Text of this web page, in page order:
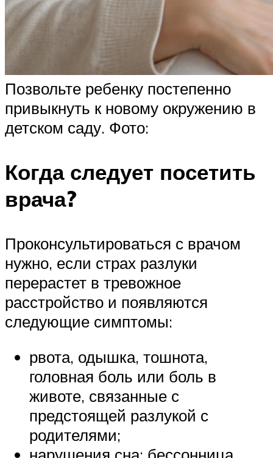
Позвольте ребенку постепенно
привыкнуть к новому окружению в
детском саду. Фото:
Когда следует посетить
врача?
Проконсультироваться с врачом
нужно, если страх разлуки
перерастет в тревожное
расстройство и появляются
следующие симптомы:
рвота, одышка, тошнота,
головная боль или боль в
животе, связанные с
предстоящей разлукой с
родителями;